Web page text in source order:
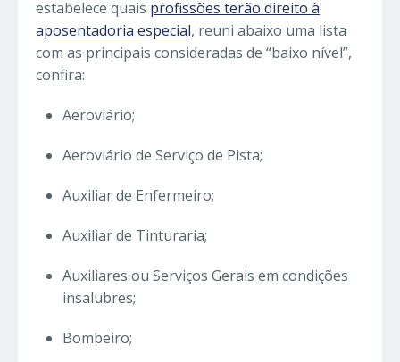
estabelece quais profissões terão direito à
aposentadoria especial, reuni abaixo uma lista
com as principais consideradas de “baixo nível”,
confira:
Aeroviário;
Aeroviário de Serviço de Pista;
Auxiliar de Enfermeiro;
Auxiliar de Tinturaria;
Auxiliares ou Serviços Gerais em condições
insalubres;
Bombeiro;